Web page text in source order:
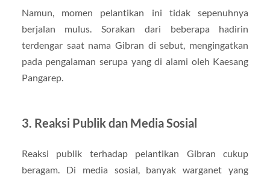
Namun, momen pelantikan ini tidak sepenuhnya
berjalan mulus. Sorakan dari beberapa hadirin
terdengar saat nama Gibran di sebut, mengingatkan
pada pengalaman serupa yang di alami oleh Kaesang
Pangarep.
3. Reaksi Publik dan Media Sosial
Reaksi publik terhadap pelantikan Gibran cukup
beragam. Di media sosial, banyak warganet yang